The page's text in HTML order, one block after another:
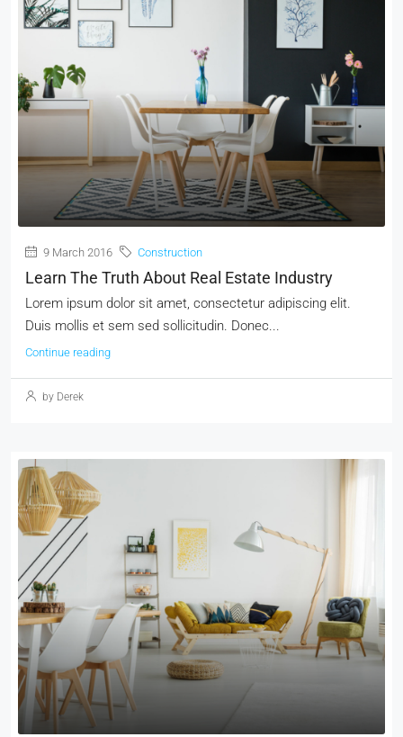
9 March 2016 Construction
Learn The Truth About Real Estate Industry
Lorem ipsum dolor sit amet, consectetur adipiscing elit.
Duis mollis et sem sed sollicitudin. Donec...
Continue reading
by Derek